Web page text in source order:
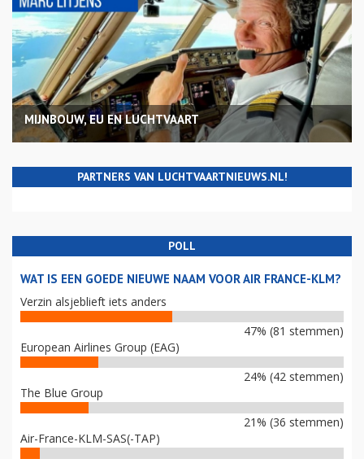
MIJNBOUW, EU EN LUCHTVAART
PARTNERS VAN LUCHTVAARTNIEUWS.NL!
POLL
WAT IS EEN GOEDE NIEUWE NAAM VOOR AIR FRANCE-KLM?
Verzin alsjeblieft iets anders
47% (81 stemmen)
European Airlines Group (EAG)
24% (42 stemmen)
The Blue Group
21% (36 stemmen)
Air-France-KLM-SAS(-TAP)